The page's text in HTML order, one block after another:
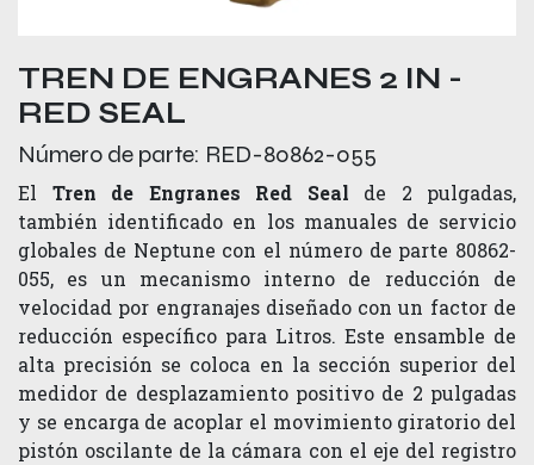
TREN DE ENGRANES 2 IN -
RED SEAL
Número de parte: RED-80862-055
El Tren de Engranes Red Seal de 2 pulgadas,
también identificado en los manuales de servicio
globales de Neptune con el número de parte 80862-
055, es un mecanismo interno de reducción de
velocidad por engranajes diseñado con un factor de
reducción específico para Litros. Este ensamble de
alta precisión se coloca en la sección superior del
medidor de desplazamiento positivo de 2 pulgadas
y se encarga de acoplar el movimiento giratorio del
pistón oscilante de la cámara con el eje del registro